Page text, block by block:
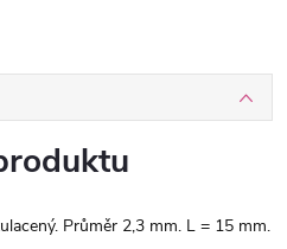
Průměr 2,3 mm. L = 15 mm.